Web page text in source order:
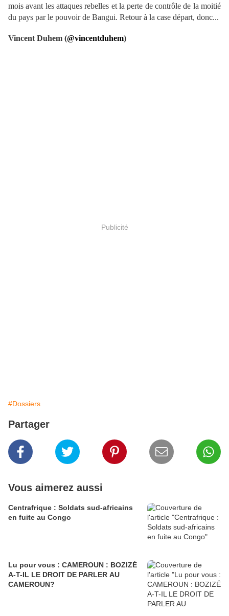
mois avant les attaques rebelles et la perte de contrôle de la moitié
du pays par le pouvoir de Bangui. Retour à la case départ, donc...
Vincent Duhem (@vincentduhem)
Publicité
#Dossiers
Partager
Vous aimerez aussi
Centrafrique : Soldats sud-africains
en fuite au Congo
Lu pour vous : CAMEROUN : BOZIZÉ
A-T-IL LE DROIT DE PARLER AU
CAMEROUN?